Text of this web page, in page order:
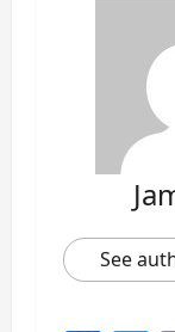
See